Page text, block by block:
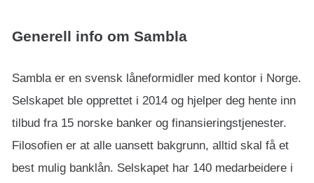
Generell info om Sambla
Sambla er en svensk låneformidler med kontor i Norge.
Selskapet ble opprettet i 2014 og hjelper deg hente inn
tilbud fra 15 norske banker og finansieringstjenester.
Filosofien er at alle uansett bakgrunn, alltid skal få et
best mulig banklån. Selskapet har 140 medarbeidere i